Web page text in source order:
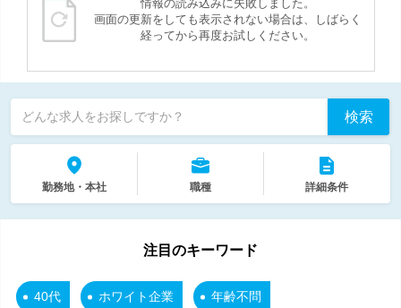
情報の読み込みに失敗しました。
画面の更新をしても表示されない場合は、しばらく
経ってから再度お試しください。
どんな求人をお探しですか？ 検索
勤務地・本社 職種 詳細条件
注目のキーワード
40代 ホワイト企業 年齢不問